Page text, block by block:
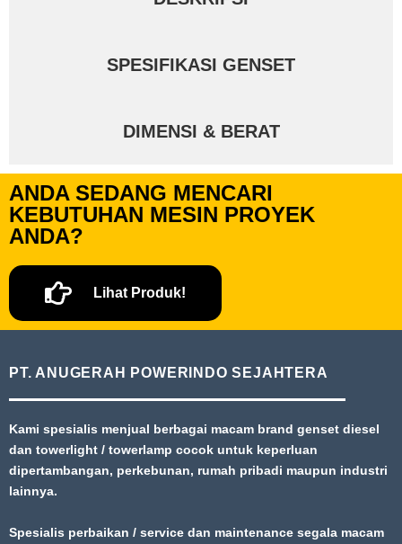
SPESIFIKASI GENSET
DIMENSI & BERAT
ANDA SEDANG MENCARI
KEBUTUHAN MESIN PROYEK
ANDA?
Lihat Produk!
PT. ANUGERAH POWERINDO SEJAHTERA
Kami spesialis menjual berbagai macam brand genset diesel
dan towerlight / towerlamp cocok untuk keperluan
dipertambangan, perkebunan, rumah pribadi maupun industri
lainnya.
Spesialis perbaikan / service dan maintenance segala macam